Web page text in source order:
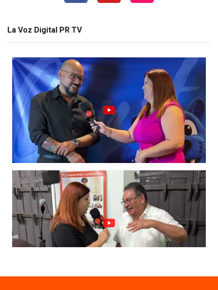
La Voz Digital PR TV